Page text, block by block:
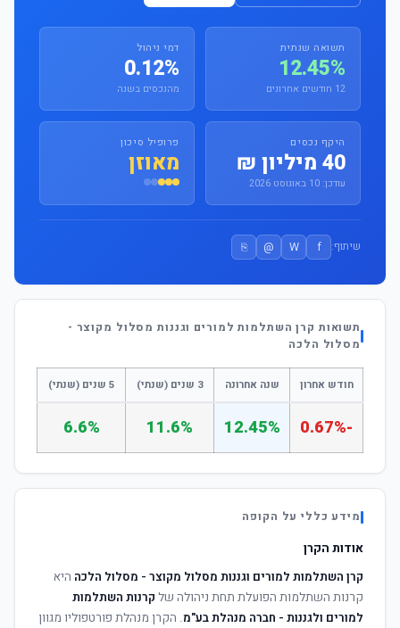
תשואה שנתית
12.45%
12 חודשים אחרונים
דמי ניהול
0.12%
מהנכסים בשנה
היקף נכסים
40 מיליון ₪
עודכן: 10 באוגוסט 2026
פרופיל סיכון
מאוזן
שיתוף: f
W
@
⎘
תשואות קרן השתלמות למורים וגננות מסלול מקוצר -
מסלול הלכה
חודש אחרון שנה אחרונה 3 שנים (שנתי) 5 שנים (שנתי)
-0.67%
12.45%
11.6%
6.6%
מידע כללי על הקופה
אודות הקרן
קרן השתלמות למורים וגננות מסלול מקוצר - מסלול הלכה היא
קרנות השתלמות הפועלת תחת ניהולה של קרנות השתלמות
למורים ולגננות - חברה מנהלת בע"מ. הקרן מנהלת פורטפוליו מגוון